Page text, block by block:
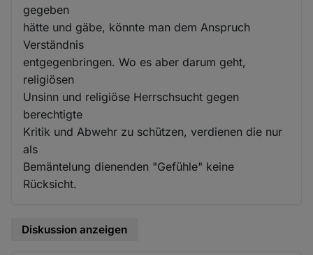
gegeben
hätte und gäbe, könnte man dem Anspruch
Verständnis
entgegenbringen. Wo es aber darum geht,
religiösen
Unsinn und religiöse Herrschsucht gegen
berechtigte
Kritik und Abwehr zu schützen, verdienen die nur
als
Bemäntelung dienenden "Gefühle" keine
Rücksicht.
Diskussion anzeigen